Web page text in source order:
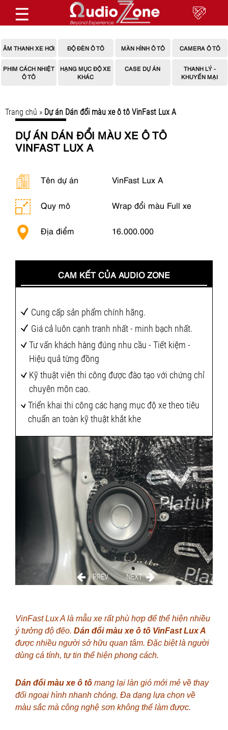
☰
ÂM THANH XE HƠI ĐỘ ĐÈN Ô TÔ MÀN HÌNH Ô TÔ CAMERA Ô TÔ
PHIM CÁCH NHIỆT
Ô TÔ
HẠNG MỤC ĐỘ XE
KHÁC
CASE DỰ ÁN
THANH LÝ -
KHUYẾN MẠI
Trang chủ » Dự án Dán đổi màu xe ô tô VinFast Lux A
DỰ ÁN DÁN ĐỔI MÀU XE Ô TÔ
VINFAST LUX A
Tên dự án VinFast Lux A
Quy mô Wrap đổi màu Full xe
Địa điểm 16.000.000
CAM KẾT CỦA AUDIO ZONE
Cung cấp sản phẩm chính hãng.
Giá cả luôn cạnh tranh nhất - minh bạch nhất.
Tư vấn khách hàng đúng nhu cầu - Tiết kiệm -
Hiệu quả từng đồng
Kỹ thuật viên thi công được đào tạo với chứng chỉ
chuyên môn cao.
Triển khai thi công các hạng mục độ xe theo tiêu
chuẩn an toàn kỹ thuật khắt khe
VinFast Lux A là mẫu xe rất phù hợp để thể hiện nhiều
ý tưởng độ đẽo. Dán đổi màu xe ô tô VinFast Lux A
được nhiều người sở hữu quan tâm. Đặc biệt là người
dùng cá tính, tự tin thể hiện phong cách.
Dán đổi màu xe ô tô mang lại làn gió mới mẻ về thay
đổi ngoại hình nhanh chóng. Đa dạng lựa chọn về
màu sắc mà công nghệ sơn không thể làm được.